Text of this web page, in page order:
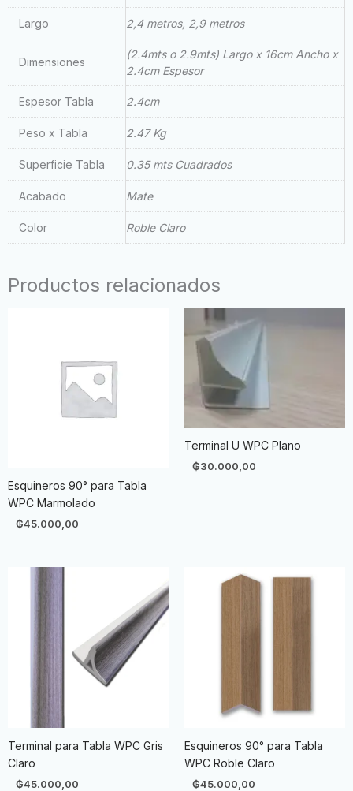
Largo 2,4 metros, 2,9 metros
Dimensiones
(2.4mts o 2.9mts) Largo x 16cm Ancho x
2.4cm Espesor
Espesor Tabla 2.4cm
Peso x Tabla 2.47 Kg
Superficie Tabla 0.35 mts Cuadrados
Acabado Mate
Color Roble Claro
Productos relacionados
Esquineros 90° para Tabla
WPC Marmolado
₲45.000,00
Terminal U WPC Plano
₲30.000,00
Terminal para Tabla WPC Gris
Claro
₲45.000,00
Esquineros 90° para Tabla
WPC Roble Claro
₲45.000,00